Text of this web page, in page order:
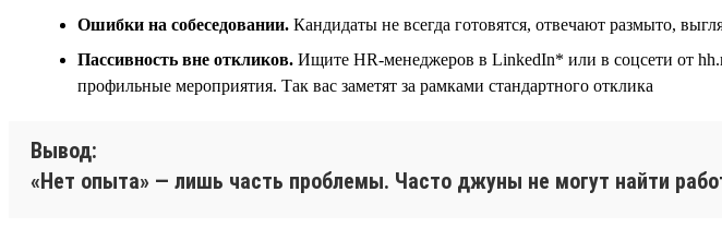
Ошибки на собеседовании. Кандидаты не всегда готовятся, отвечают размыто,
Пассивность вне откликов. Ищите HR-менеджеров в LinkedIn* или в соцсети от
профильные мероприятия. Так вас заметят за рамками стандартного отклика
Вывод:
«Нет опыта» — лишь часть проблемы. Часто джуны не могут найти